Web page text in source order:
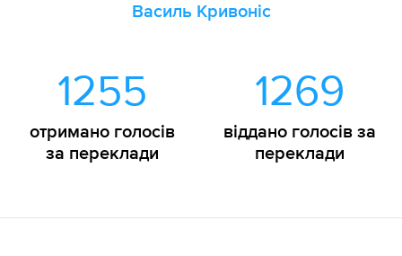
Василь Кривоніс
1255
отримано голосів
за переклади
1269
віддано голосів за
переклади